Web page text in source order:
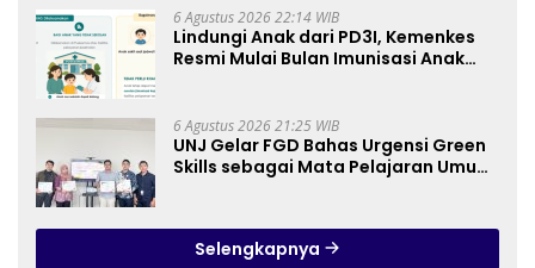
Persatuan dan Semangat
Nasionalisme
6 Agustus 2026 22:14 WIB
Lindungi Anak dari PD3I, Kemenkes
Resmi Mulai Bulan Imunisasi Anak
6 Agustus 2026 21:25 WIB
UNJ Gelar FGD Bahas Urgensi Green
Skills sebagai Mata Pelajaran Umum
Selengkapnya